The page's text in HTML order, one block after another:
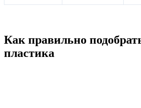
Как правильно
пластика